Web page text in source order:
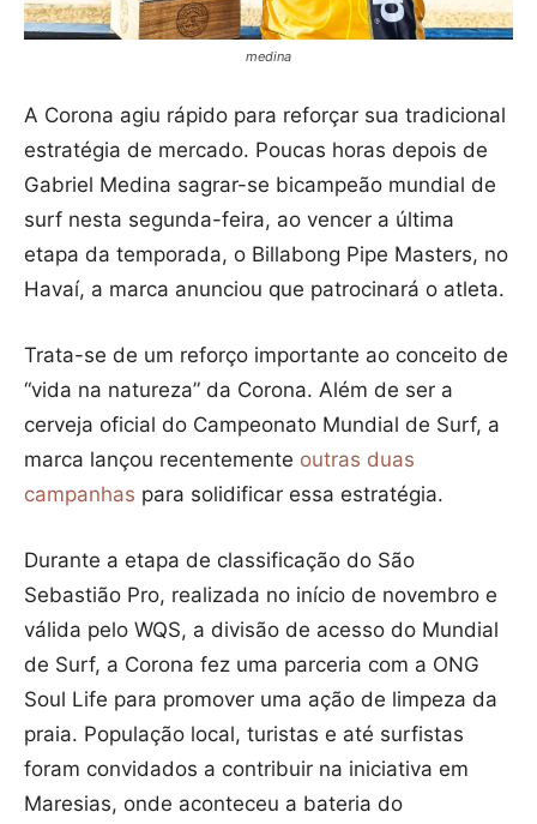
medina
A Corona agiu rápido para reforçar sua tradicional
estratégia de mercado. Poucas horas depois de
Gabriel Medina sagrar-se bicampeão mundial de
surf nesta segunda-feira, ao vencer a última
etapa da temporada, o Billabong Pipe Masters, no
Havaí, a marca anunciou que patrocinará o atleta.
Trata-se de um reforço importante ao conceito de
“vida na natureza” da Corona. Além de ser a
cerveja oficial do Campeonato Mundial de Surf, a
marca lançou recentemente outras duas
campanhas para solidificar essa estratégia.
Durante a etapa de classificação do São
Sebastião Pro, realizada no início de novembro e
válida pelo WQS, a divisão de acesso do Mundial
de Surf, a Corona fez uma parceria com a ONG
Soul Life para promover uma ação de limpeza da
praia. População local, turistas e até surfistas
foram convidados a contribuir na iniciativa em
Maresias, onde aconteceu a bateria do